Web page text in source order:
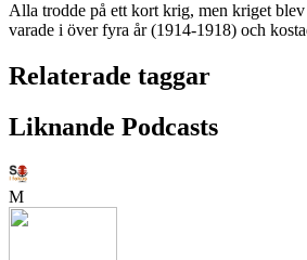
Alla trodde på ett kort krig, men kriget
varade i över fyra år (1914-1918) och
Relaterade taggar
Liknande Podcasts
M